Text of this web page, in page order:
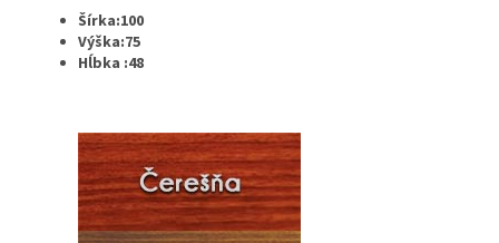
Šírka:100
Výška:75
Hĺbka :48